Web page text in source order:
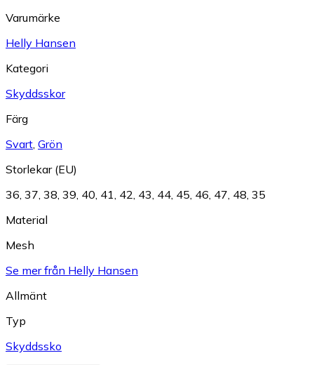
Varumärke
Helly Hansen
Kategori
Skyddsskor
Färg
Svart, Grön
Storlekar (EU)
36, 37, 38, 39, 40, 41, 42, 43, 44, 45, 46, 47, 48, 35
Material
Mesh
Se mer från Helly Hansen
Allmänt
Typ
Skyddssko